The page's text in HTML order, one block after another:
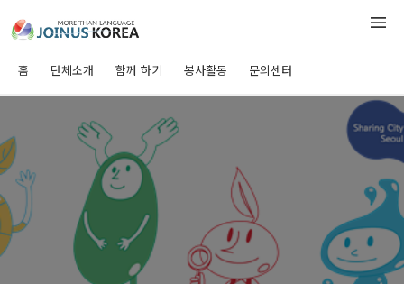
홈 단체소개 함께 하기 봉사활동 문의센터